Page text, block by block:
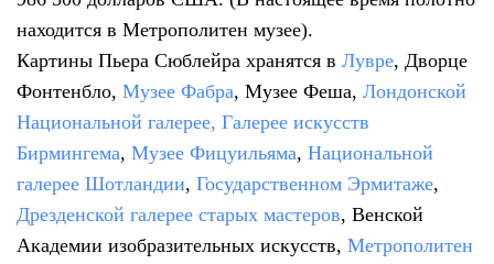
находится в Метрополитен музее).
Картины Пьера Сюблейра хранятся в Лувре, Дворце
Фонтенбло, Музее Фабра, Музее Феша, Лондонской
Национальной галерее, Галерее искусств
Бирмингема, Музее Фицуильяма, Национальной
галерее Шотландии, Государственном Эрмитаже,
Дрезденской галерее старых мастеров, Венской
Академии изобразительных искусств, Метрополитен